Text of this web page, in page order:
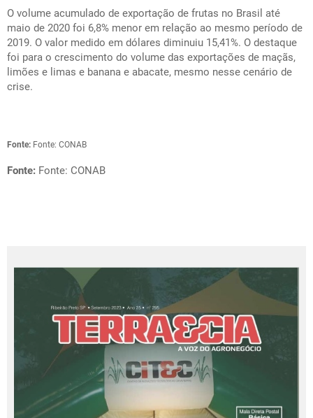
O volume acumulado de exportação de frutas no Brasil até
maio de 2020 foi 6,8% menor em relação ao mesmo período de
2019. O valor medido em dólares diminuiu 15,41%. O destaque
foi para o crescimento do volume das exportações de maçãs,
limões e limas e banana e abacate, mesmo nesse cenário de
crise.
Fonte: Fonte: CONAB
Fonte: Fonte: CONAB